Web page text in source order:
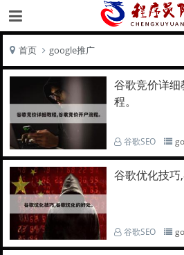
首页 google推广
谷歌竞价详
程。
谷歌SEO
谷歌优化技巧
谷歌SEO